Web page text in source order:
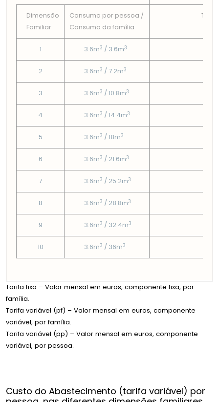
Dimensão
Familiar
Consumo por pessoa /
Consumo da famí­lia
Tarifa
1 3.6m3 / 3.6m3
2 3.6m3 / 7.2m3
3 3.6m3 / 10.8m3
4 3.6m3 / 14.4m3
5 3.6m3 / 18m3
6 3.6m3 / 21.6m3
7 3.6m3 / 25.2m3
8 3.6m3 / 28.8m3
9 3.6m3 / 32.4m3
10 3.6m3 / 36m3
Tarifa fixa – Valor mensal em euros, componente fixa, por
família.
Tarifa variável (pf) – Valor mensal em euros, componente
variável, por família.
Tarifa variável (pp) – Valor mensal em euros, componente
variável, por pessoa.
Custo do Abastecimento (tarifa variável) por